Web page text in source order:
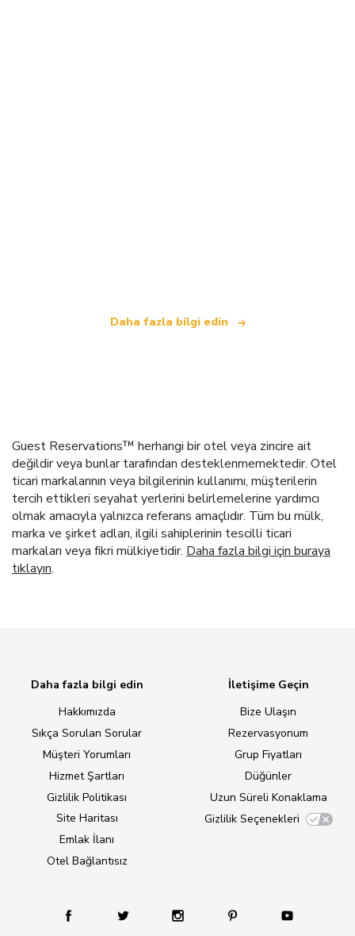
Daha fazla bilgi edin
Guest Reservations™ herhangi bir otel veya zincire ait
değildir veya bunlar tarafından desteklenmemektedir. Otel
ticari markalarının veya bilgilerinin kullanımı, müşterilerin
tercih ettikleri seyahat yerlerini belirlemelerine yardımcı
olmak amacıyla yalnızca referans amaçlıdır. Tüm bu mülk,
marka ve şirket adları, ilgili sahiplerinin tescilli ticari
markaları veya fikri mülkiyetidir. Daha fazla bilgi için buraya
tıklayın.
Daha fazla bilgi edin
Hakkımızda
Sıkça Sorulan Sorular
Müşteri Yorumları
Hizmet Şartları
Gizlilik Politikası
Site Haritası
Emlak İlanı
Otel Bağlantısız
İletişime Geçin
Bize Ulaşın
Rezervasyonum
Grup Fiyatları
Düğünler
Uzun Süreli Konaklama
Gizlilik Seçenekleri